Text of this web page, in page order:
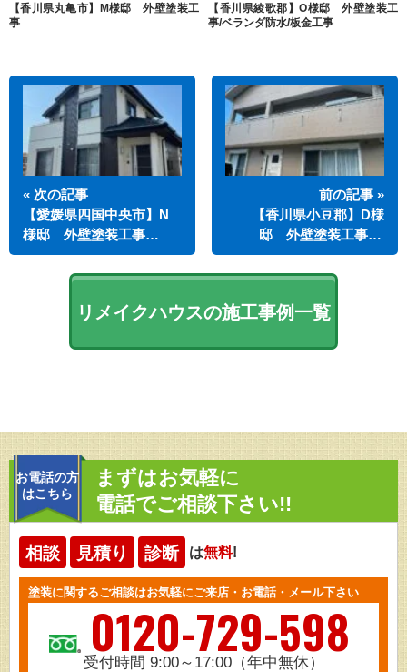
【香川県丸亀市】M様邸 外壁塗装工
事
【香川県綾歌郡】O様邸 外壁塗装工
事/ベランダ防水/板金工事
« 次の記事
【愛媛県四国中央市】N
様邸 外壁塗装工事…
前の記事 »
【香川県小豆郡】D様
邸 外壁塗装工事…
リメイクハウスの施工事例一覧
お電話の方
はこちら
まずはお気軽に
電話でご相談下さい!!
相談 見積り 診断 は無料!
塗装に関するご相談はお気軽にご来店・お電話・メール下さい
0120-729-598
受付時間 9:00～17:00（年中無休）